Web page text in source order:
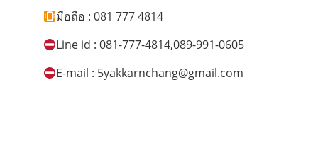
มือถือ : 081 777 4814
Line id : 081-777-4814,089-991-0605
E-mail : 5yakkarnchang@gmail.com